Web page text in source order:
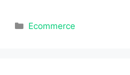
Categorías
Ecommerce